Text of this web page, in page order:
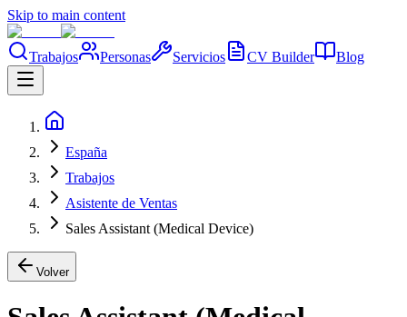
Skip to main content
Trabajos Personas Servicios CV Builder Blog
España
Trabajos
Asistente de Ventas
Sales Assistant (Medical Device)
Volver